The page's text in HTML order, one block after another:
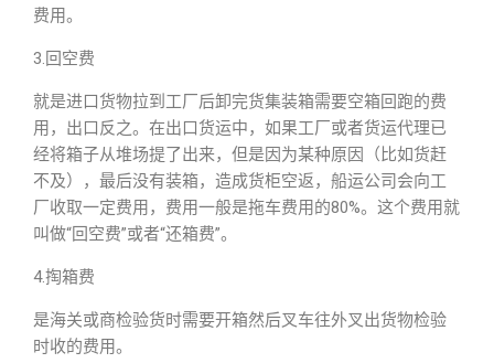
费用。
3.回空费
就是进口货物拉到工厂后卸完货集装箱需要空箱回跑的费
用，出口反之。在出口货运中，如果工厂或者货运代理已
经将箱子从堆场提了出来，但是因为某种原因（比如货赶
不及），最后没有装箱，造成货柜空返，船运公司会向工
厂收取一定费用，费用一般是拖车费用的80%。这个费用就
叫做“回空费”或者“还箱费”。
4.掏箱费
是海关或商检验货时需要开箱然后叉车往外叉出货物检验
时收的费用。